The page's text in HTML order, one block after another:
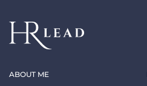
ABOUT ME